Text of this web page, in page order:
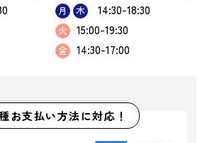
月 木 14:30-18:30
火 15:00-19:30
金 14:30-17:00
お支払い方法に対応！